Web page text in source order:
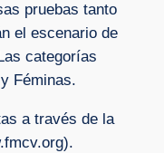
pruebas tanto
el escenario de
categorías
Féminas.
a través de la